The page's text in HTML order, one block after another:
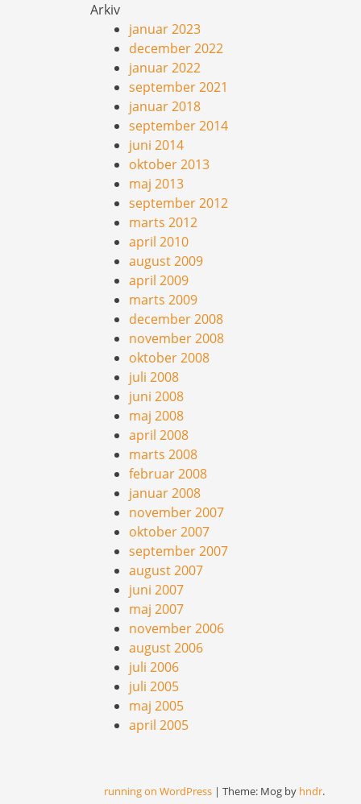
Arkiv
januar 2023
december 2022
januar 2022
september 2021
januar 2018
september 2014
juni 2014
oktober 2013
maj 2013
september 2012
marts 2012
april 2010
august 2009
april 2009
marts 2009
december 2008
november 2008
oktober 2008
juli 2008
juni 2008
maj 2008
april 2008
marts 2008
februar 2008
januar 2008
november 2007
oktober 2007
september 2007
august 2007
juni 2007
maj 2007
november 2006
august 2006
juli 2006
juli 2005
maj 2005
april 2005
running on WordPress |Theme: Mog by hndr.